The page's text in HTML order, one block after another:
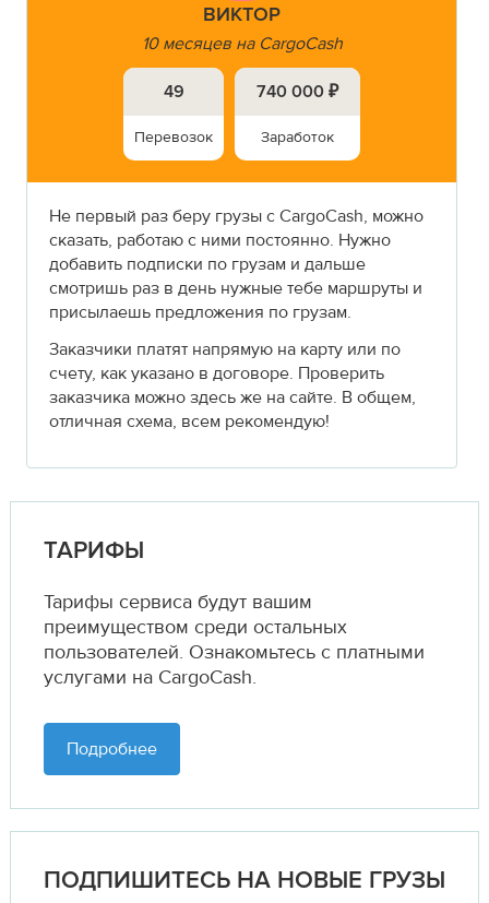
ВИКТОР
10 месяцев на CargoCash
49
Перевозок
740 000 ₽
Заработок
Не первый раз беру грузы с CargoCash, можно
сказать, работаю с ними постоянно. Нужно
добавить подписки по грузам и дальше
смотришь раз в день нужные тебе маршруты и
присылаешь предложения по грузам.
Заказчики платят напрямую на карту или по
счету, как указано в договоре. Проверить
заказчика можно здесь же на сайте. В общем,
отличная схема, всем рекомендую!
ТАРИФЫ
Тарифы сервиса будут вашим
преимуществом среди остальных
пользователей. Ознакомьтесь с платными
услугами на CargoCash.
Подробнее
ПОДПИШИТЕСЬ НА НОВЫЕ ГРУЗЫ